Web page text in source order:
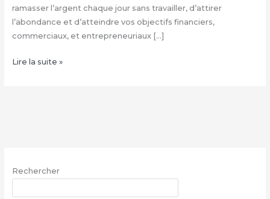
ramasser l’argent chaque jour sans travailler, d’attirer
l’abondance et d’atteindre vos objectifs financiers,
commerciaux, et entrepreneuriaux […]
Comment
:
Lire la suite »
Rechercher